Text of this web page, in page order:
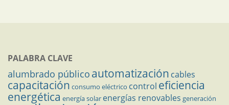
PALABRA CLAVE
alumbrado público automatización cables
capacitación consumo eléctrico control eficiencia
energética energía solar energías renovables generación